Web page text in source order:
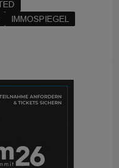
IMMOSPIEGEL